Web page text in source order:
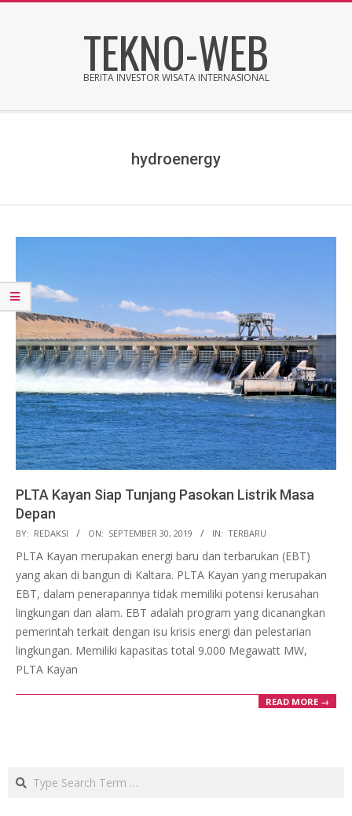
TEKNO-WEB
BERITA INVESTOR WISATA INTERNASIONAL
hydroenergy
PLTA Kayan Siap Tunjang Pasokan Listrik Masa
Depan
2019-
09-
BY: REDAKSI ON: SEPTEMBER 30, 2019 IN: TERBARU
PLTA Kayan merupakan energi baru dan terbarukan (EBT)
yang akan di bangun di Kaltara. PLTA Kayan yang merupakan
EBT, dalam penerapannya tidak memiliki potensi kerusahan
lingkungan dan alam. EBT adalah program yang dicanangkan
pemerintah terkait dengan isu krisis energi dan pelestarian
lingkungan. Memiliki kapasitas total 9.000 Megawatt MW,
PLTA Kayan
READ MORE →
Search